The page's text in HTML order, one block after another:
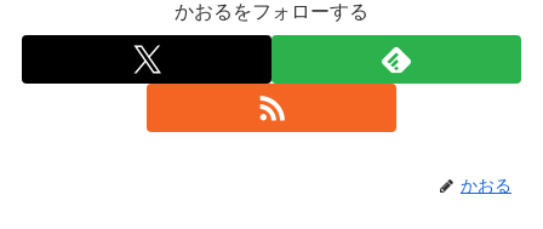
かおるをフォローする
かおる